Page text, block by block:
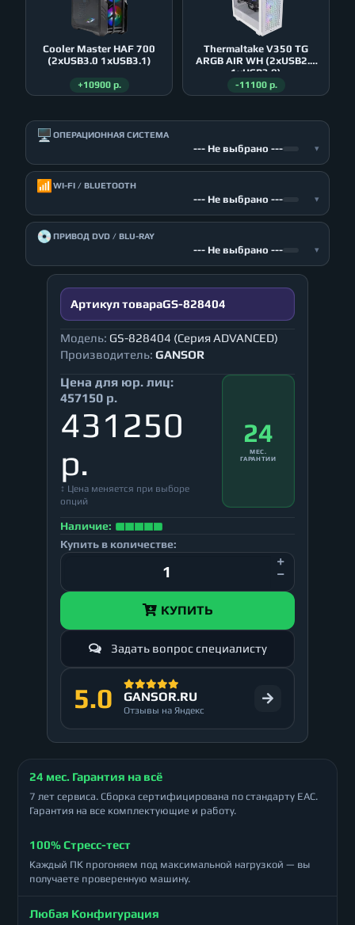
Cooler Master HAF 700
(2xUSB3.0 1xUSB3.1)
+10900 р.
Thermaltake V350 TG
ARGB AIR WH (2xUSB2.0
1xUSB3.0)
-11100 р.
🖥️ ОПЕРАЦИОННАЯ СИСТЕМА
--- Не выбрано --- ▾
📶 WI-FI / BLUETOOTH
--- Не выбрано --- ▾
💿ПРИВОД DVD / BLU-RAY
--- Не выбрано --- ▾
Артикул товараGS-828404
Модель: GS-828404 (Серия ADVANCED)
Производитель: GANSOR
Цена для юр. лиц:
457150 р.
431250
р.
↕ Цена меняется при выборе
опций
24
МЕС.
ГАРАНТИИ
Наличие:
Купить в количестве:
КУПИТЬ
Задать вопрос специалисту
5.0 GANSOR.RU
Отзывы на Яндекс
24 мес. Гарантия на всё
7 лет сервиса. Сборка сертифицирована по стандарту ЕАС.
Гарантия на все комплектующие и работу.
100% Стресс-тест
Каждый ПК прогоняем под максимальной нагрузкой — вы
получаете проверенную машину.
Любая Конфигурация